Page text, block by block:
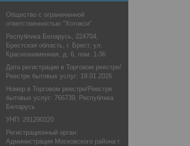
Общество с ограниченной
ответственностью "Хотокси"
Республика Беларусь, 224704,
Брестская область, г. Брест, ул.
Краснознаменная, д. 6, пом. 1-36
Дата регистрации в Торговом реестре/
Реестре бытовых услуг: 19.01.2026
Номер в Торговом реестре/Реестре
бытовых услуг: 766739, Республика
Беларусь
УНП: 291290220
Регистрационный орган:
Администрация Московского района г.